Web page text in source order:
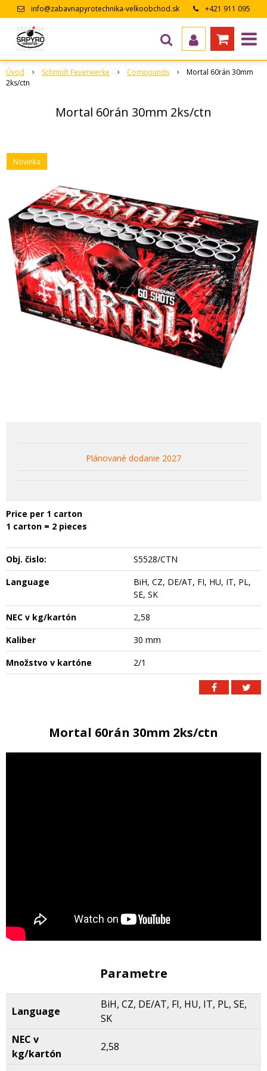
info@zabavnapyrotechnika-velkoobchod.sk
+421 911 095
Úvod Schmidt Feuerwerke Compounds
Mortal 60rán 30mm
2ks/ctn
Mortal 60rán 30mm 2ks/ctn
Novinka
Plánované dodanie 2027
Price per 1 carton
1 carton = 2 pieces
Obj. čislo:
S5528/CTN
Language
BiH, CZ, DE/AT, FI, HU, IT, PL,
SE, SK
NEC v kg/kartón
2,58
Kaliber
30 mm
Množstvo v kartóne
2/1
Mortal 60rán 30mm 2ks/ctn
Parametre
Language
BiH, CZ, DE/AT, FI, HU, IT, PL, SE,
SK
NEC v
kg/kartón
2,58